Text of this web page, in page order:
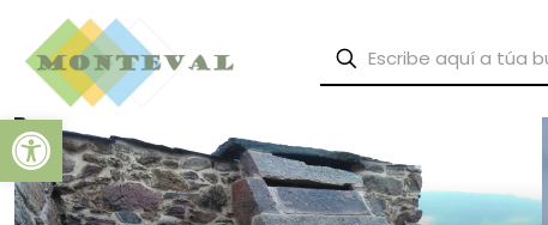
Abrir barra de herramientas